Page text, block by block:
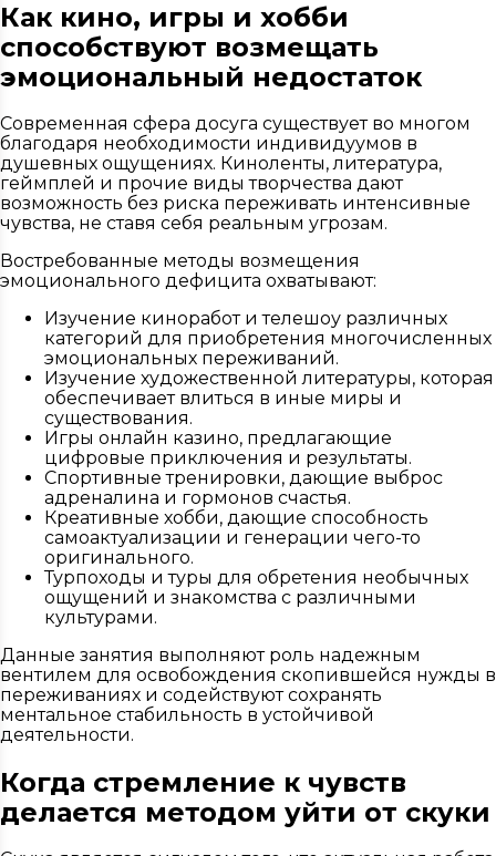
Как кино, игры и хобби
способствуют возмещать
эмоциональный недостаток
Современная сфера досуга существует во многом
благодаря необходимости индивидуумов в
душевных ощущениях. Киноленты, литература,
геймплей и прочие виды творчества дают
возможность без риска переживать интенсивные
чувства, не ставя себя реальным угрозам.
Востребованные методы возмещения
эмоционального дефицита охватывают:
Изучение киноработ и телешоу различных
категорий для приобретения многочисленных
эмоциональных переживаний.
Изучение художественной литературы, которая
обеспечивает влиться в иные миры и
существования.
Игры онлайн казино, предлагающие
цифровые приключения и результаты.
Спортивные тренировки, дающие выброс
адреналина и гормонов счастья.
Креативные хобби, дающие способность
самоактуализации и генерации чего-то
оригинального.
Турпоходы и туры для обретения необычных
ощущений и знакомства с различными
культурами.
Данные занятия выполняют роль надежным
вентилем для освобождения скопившейся нужды в
переживаниях и содействуют сохранять
ментальное стабильность в устойчивой
деятельности.
Когда стремление к чувств
делается методом уйти от скуки